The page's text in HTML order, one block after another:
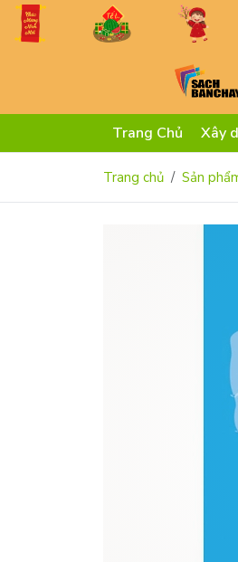
Trang Chủ Xây
Trang chủ Sản